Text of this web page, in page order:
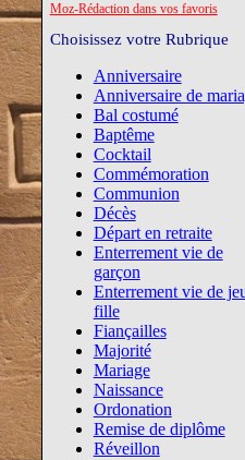
Moz-Rédaction dans vos favoris
Choisissez votre Rubrique
Anniversaire
Anniversaire de
Bal costumé
Baptême
Cocktail
Commémoration
Communion
Décès
Départ en retraite
Enterrement vie de
garçon
Enterrement vie de
fille
Fiançailles
Majorité
Mariage
Naissance
Ordonation
Remise de diplôme
Réveillon